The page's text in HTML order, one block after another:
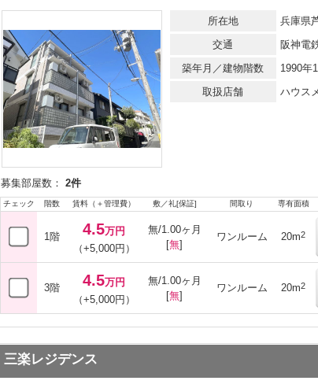
所在地
兵庫県
交通
阪神電
築年月／建物階数
1990年
取扱店舗
ハウス
募集部屋数： 2件
チェック 階数 賃料（＋管理費） 敷／礼[保証] 間取り 専有面積
1階 4.5万円
（+5,000円）
無/1.00ヶ月
[無]
ワンルーム 20m2
3階 4.5万円
（+5,000円）
無/1.00ヶ月
[無]
ワンルーム 20m2
三楽レジデンス